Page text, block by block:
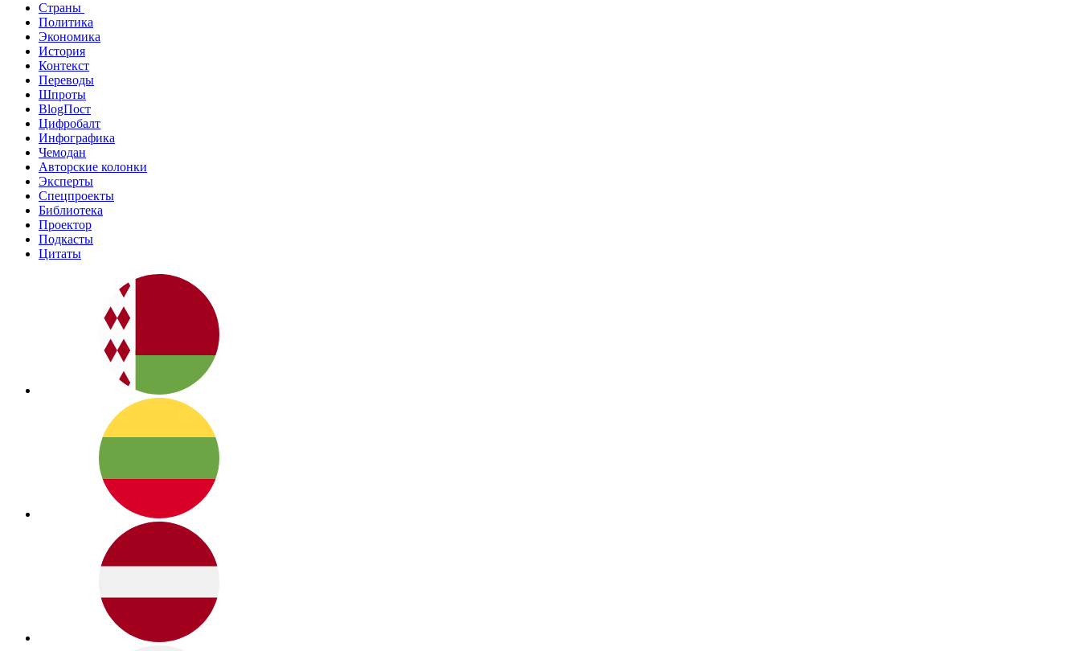
Страны
Политика
Экономика
История
Контекст
Переводы
Шпроты
BlogПост
Цифробалт
Инфографика
Чемодан
Авторские колонки
Эксперты
Спецпроекты
Библиотека
Проектор
Подкасты
Цитаты